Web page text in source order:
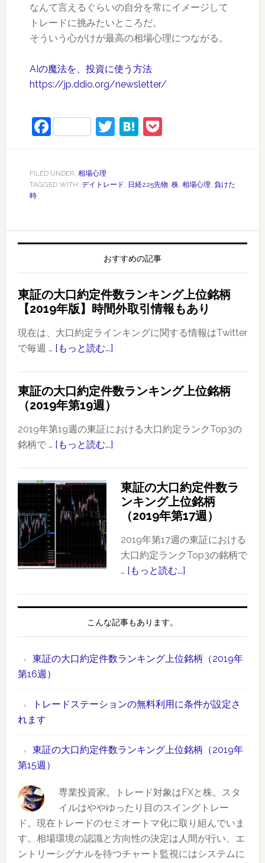
なんて言えるぐらいの自分を常にイメージして
トレードに挑みたいところだ。
そういう心がけが最高の相場心理につながる。
AIの魔法を、投資に使う方法
https://jp.ddio.org/newsletter/
FacebookTwitterHatena
Pocket
FILED UNDER: 相場心理
TAGGED WITH: デイトレード, 日経225先物, 株, 相場心理, 負けた
時
おすすめの記事
東証の大口約定件数ランキング上位銘柄
【2019年版】時間外取引情報もあり
現在は、大口約定ラインキングに関する情報はTwitter
で毎週 … [もっと読む...]
の
口
件
数
ラ
位
銘
柄
【2019
年
時
間
取
引
も
あ
り
東証の大口約定件数ランキング上位銘柄
（2019年第19週）
2019年第19週の東証における大口約定ランクTop3の
銘柄で … [もっと読む...]
の
大
約
定
キ
グ
位
銘
（2019
年
週）
東証の大口約定件数ラ
ンキング上位銘柄
（2019年第17週）
2019年第17週の東証における
大口約定ランクTop3の銘柄で
… [もっと読む...]
約
数
キ
グ
位
銘
こんな記事もあります。
東証の大口約定件数ランキング上位銘柄（2019年
第16週）
トレードステーションの無料利用に条件が設定さ
れます
東証の大口約定件数ランキング上位銘柄（2019年
第15週）
専業投資家。トレード対象はFXと株。スタ
イルはややゆったり目のスイングトレー
ド。現在トレードのセミオートマ化に取り組んでいま
す。相場環境の認識と方向性の決定は人間が行い、エ
ントリーシグナルを待つチャート監視にはシステムに